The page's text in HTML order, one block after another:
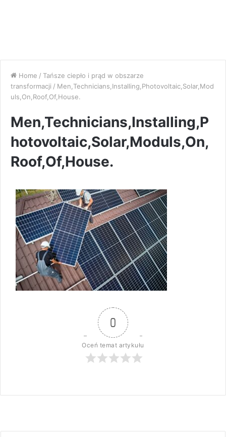
Home / Tańsze ciepło i prąd w obszarze
transformacji / Men,Technicians,Installing,Photovoltaic,Solar,Mod
uls,On,Roof,Of,House.
Men,Technicians,Installing,P
hotovoltaic,Solar,Moduls,On,
Roof,Of,House.
0
Oceń temat artykułu